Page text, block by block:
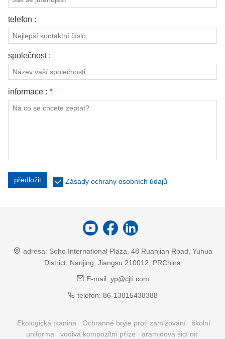
telefon :
společnost :
informace : *
předložit Zásady ochrany osobních údajů
adresa: Soho International Plaza, 48 Ruanjian Road, Yuhua
District, Nanjing, Jiangsu 210012, PRChina
E-mail: yp@cjti.com
telefon: 86-13815438388
Ekologická tkanina Ochranné brýle proti zamlžování
školní
uniforma
vodivá kompozitní příze aramidová šicí nit